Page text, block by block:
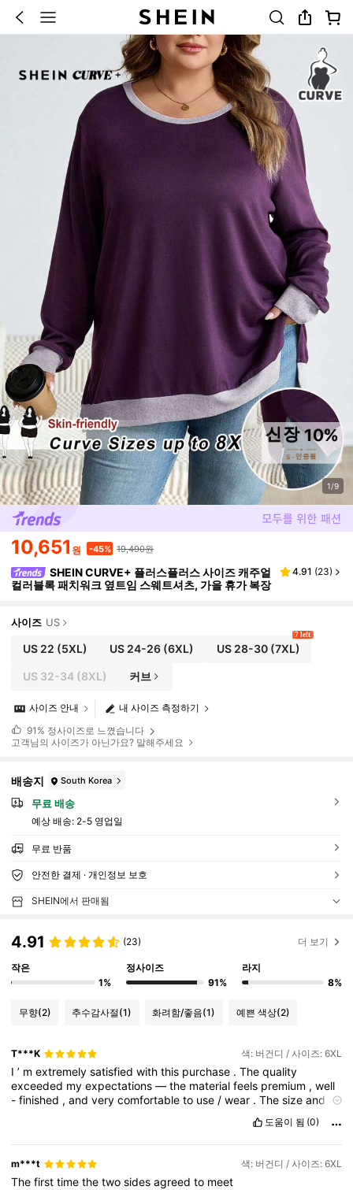
1/9
10,651 원 -45% 19,490원
SHEIN CURVE+ 플러스플러스 사이즈 캐주얼
컬러블록 패치워크 옆트임 스웨트셔츠, 가을 휴가 복장
4.91 (23)
사이즈 US
US 22 (5XL) US 24-26 (6XL) US 28-30(7XL)
7 left
US 32-34(8XL) 커브
내 사이즈 측정하기
사이즈 안내
91% 정사이즈로 느꼈습니다
고객님의 사이즈가 아닌가요? 말해주세요
배송지 South Korea
무료 배송
예상 배송: 2-5 영업일
무료 반품
안전한 결제 · 개인정보 보호
SHEIN에서 판매됨
4.91 (23) 더 보기
작은
1%
정사이즈
91%
라지
8%
무향(2) 추수감사절(1) 화려함/좋음(1) 예쁜 색상(2)
T***K 색: 버건디 / 사이즈: 6XL
I’ mextremelysatisfiedwiththis purchase .Thequality
exceeded myexpectations—the materialfeels premium ,well
-finished ,andverycomfortableto use /wear .Thesizeand fit
design.
Packagingwasneatandsecure,anddeliverywasontime.
Overall
this was
recommend it to orderingagain.
도움이 됨 (0)
m***t 색: 버건디 / 사이즈: 6XL
Thefirsttimethetwosidesagreedto meet